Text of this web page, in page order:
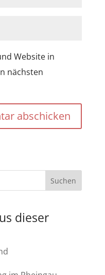
Website in
nächsten
abschicken
dieser